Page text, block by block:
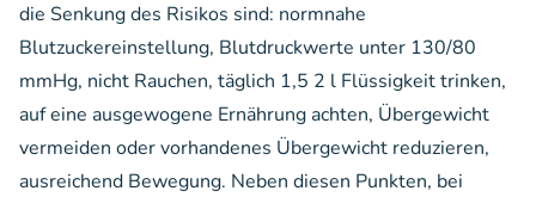
die Senkung des Risikos sind: normnahe
Blutzuckereinstellung, Blutdruckwerte unter 130/80
mmHg, nicht Rauchen, täglich 1,5 2 l Flüssigkeit trinken,
auf eine ausgewogene Ernährung achten, Übergewicht
vermeiden oder vorhandenes Übergewicht reduzieren,
ausreichend Bewegung. Neben diesen Punkten, bei